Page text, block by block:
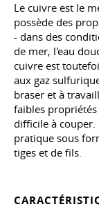
Le cuivre est le
possède des
- dans des
de mer, l'eau
cuivre est
aux gaz
braser et à
faibles
difficile à couper.
pratique sous
tiges et de fils.